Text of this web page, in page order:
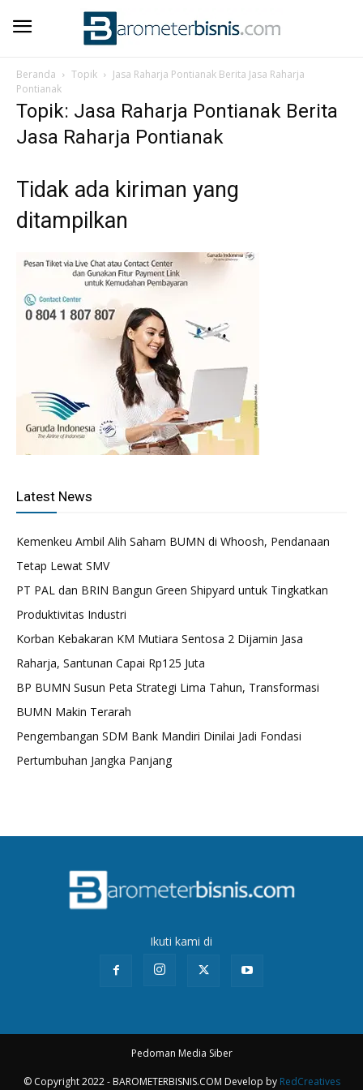
Beranda Topik
Jasa Raharja Pontianak Berita Jasa Raharja
Pontianak
Topik: Jasa Raharja Pontianak Berita
Jasa Raharja Pontianak
Tidak ada kiriman yang
ditampilkan
Latest News
Kemenkeu Ambil Alih Saham BUMN di Whoosh, Pendanaan
Tetap Lewat SMV
PT PAL dan BRIN Bangun Green Shipyard untuk Tingkatkan
Produktivitas Industri
Korban Kebakaran KM Mutiara Sentosa 2 Dijamin Jasa
Raharja, Santunan Capai Rp125 Juta
BP BUMN Susun Peta Strategi Lima Tahun, Transformasi
BUMN Makin Terarah
Pengembangan SDM Bank Mandiri Dinilai Jadi Fondasi
Pertumbuhan Jangka Panjang
Ikuti kami di
Pedoman Media Siber
© Copyright 2022 - BAROMETERBISNIS.COM Develop by RedCreatives